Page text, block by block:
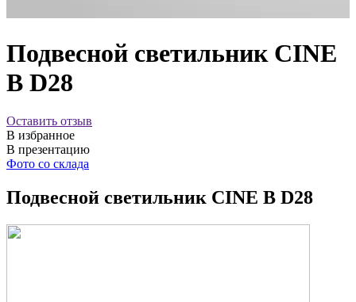
Подвесной светильник CINE
B D28
Оставить отзыв
В избранное
В презентацию
Фото со склада
Подвесной светильник CINE B D28